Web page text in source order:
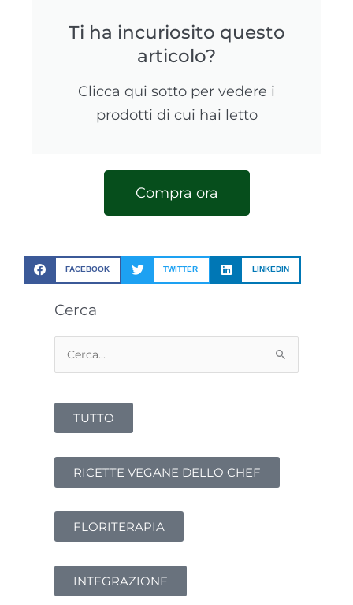
Ti ha incuriosito questo
articolo?
Clicca qui sotto per vedere i
prodotti di cui hai letto
Compra ora
FACEBOOK TWITTER LINKEDIN
Cerca
Cerca:
TUTTO
RICETTE VEGANE DELLO CHEF
FLORITERAPIA
INTEGRAZIONE